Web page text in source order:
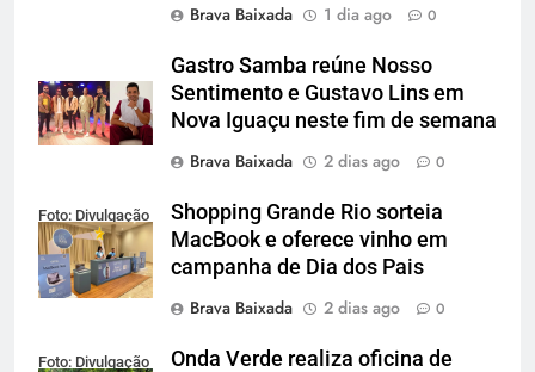
Brava Baixada
1 dia ago 0
Gastro Samba reúne Nosso
Sentimento e Gustavo Lins em
Nova Iguaçu neste fim de semana
Brava Baixada
2 dias ago 0
Foto: Divulgação
Shopping Grande Rio sorteia
MacBook e oferece vinho em
campanha de Dia dos Pais
Brava Baixada
2 dias ago 0
Foto: Divulgação
Onda Verde realiza oficina de